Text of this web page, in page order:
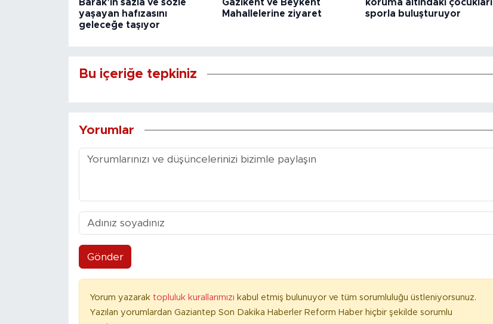
Barak’ın sazla ve sözle
yaşayan hafızasını
geleceğe taşıyor
Gazikent ve Beykent
Mahallelerine ziyaret
koruma altındaki çocukları
sporla buluşturuyor
Bu içeriğe tepkiniz
Yorumlar
Gönder
Yorum yazarak topluluk kurallarımızı kabul etmiş bulunuyor ve tüm sorumluluğu üstleniyorsunuz.
Yazılan yorumlardan Gaziantep Son Dakika Haberler Reform Haber hiçbir şekilde sorumlu